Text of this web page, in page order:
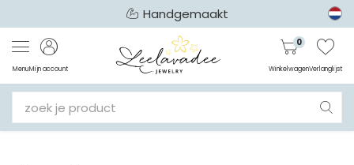
Handgemaakt
MenuMijn account
0
WinkelwagenVerlanglijst